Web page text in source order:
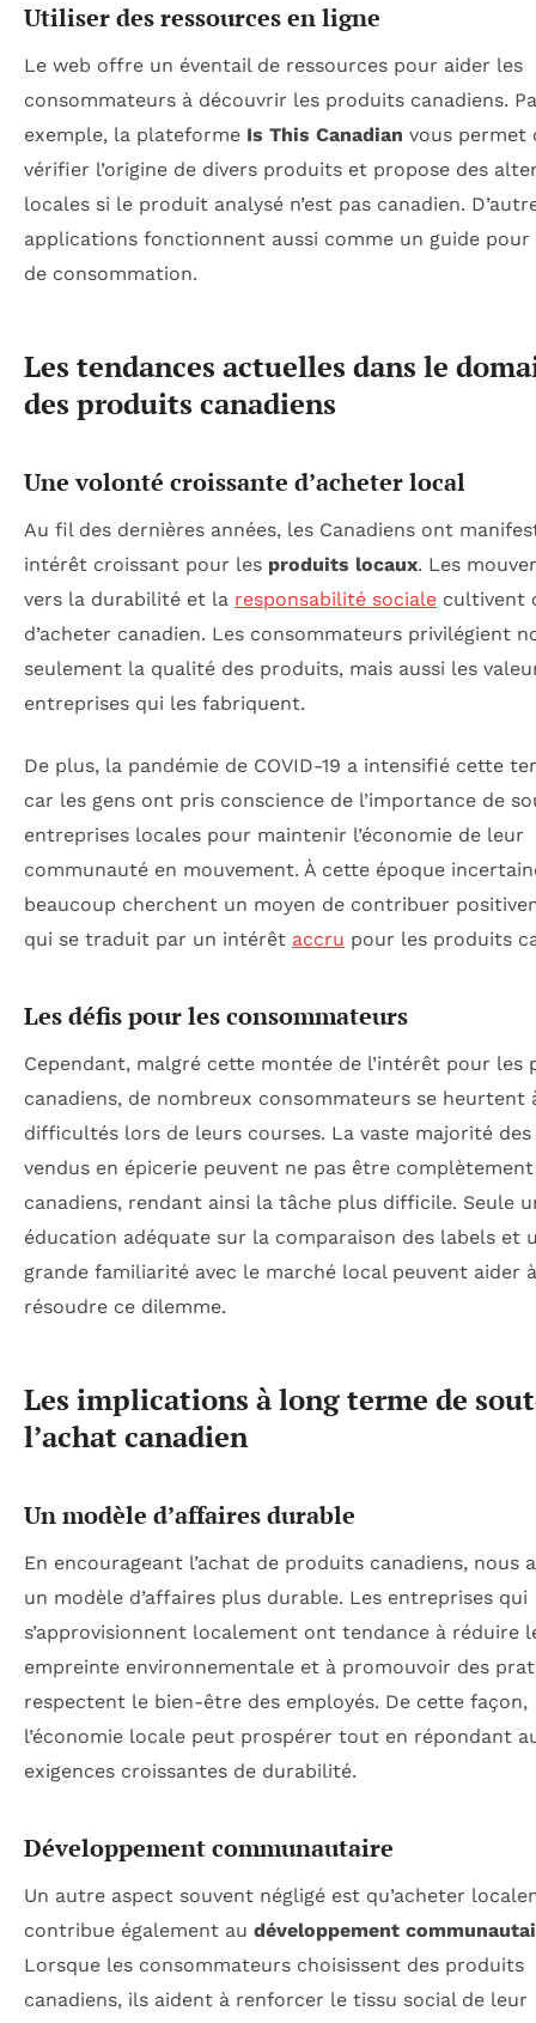
Utiliser des ressources en ligne
Le web offre un éventail de ressources pour aider les
consommateurs à découvrir les produits canadiens.
exemple, la plateforme Is This Canadian vous permet
vérifier l’origine de divers produits et propose des
locales si le produit analysé n’est pas canadien.
applications fonctionnent aussi comme un guide pour
de consommation.
Les tendances actuelles dans le
des produits canadiens
Une volonté croissante d’acheter local
Au fil des dernières années, les Canadiens ont
intérêt croissant pour les produits locaux. Les
vers la durabilité et la responsabilité sociale cultivent
d’acheter canadien. Les consommateurs privilégient
seulement la qualité des produits, mais aussi les
entreprises qui les fabriquent.
De plus, la pandémie de COVID-19 a intensifié cette
car les gens ont pris conscience de l’importance de
entreprises locales pour maintenir l’économie de leur
communauté en mouvement. À cette époque
beaucoup cherchent un moyen de contribuer
qui se traduit par un intérêt accru pour les produits
Les défis pour les consommateurs
Cependant, malgré cette montée de l’intérêt pour les
canadiens, de nombreux consommateurs se heurtent
difficultés lors de leurs courses. La vaste majorité
vendus en épicerie peuvent ne pas être complètement
canadiens, rendant ainsi la tâche plus difficile. Seule
éducation adéquate sur la comparaison des labels et
grande familiarité avec le marché local peuvent aider à
résoudre ce dilemme.
Les implications à long terme de
l’achat canadien
Un modèle d’affaires durable
En encourageant l’achat de produits canadiens, nous
un modèle d’affaires plus durable. Les entreprises qui
s’approvisionnent localement ont tendance à réduire
empreinte environnementale et à promouvoir des
respectent le bien-être des employés. De cette façon,
l’économie locale peut prospérer tout en répondant
exigences croissantes de durabilité.
Développement communautaire
Un autre aspect souvent négligé est qu’acheter
contribue également au développement
Lorsque les consommateurs choisissent des produits
canadiens, ils aident à renforcer le tissu social de leur